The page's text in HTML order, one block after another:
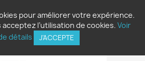
pour améliorer votre expérience.
l’utilisation de cookies. Voir
détails
J'ACCEPTE